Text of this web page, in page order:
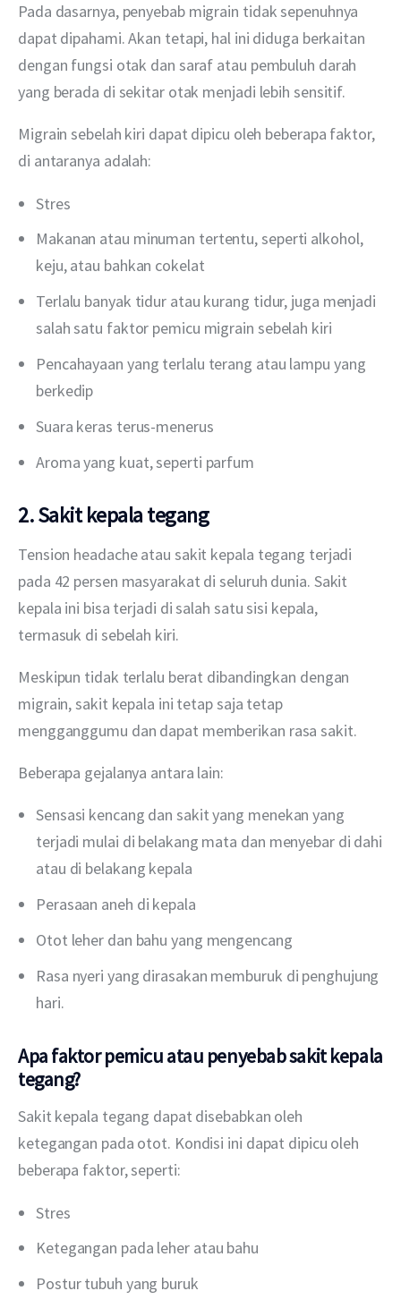
Pada dasarnya, penyebab migrain tidak sepenuhnya
dapat dipahami. Akan tetapi, hal ini diduga berkaitan
dengan fungsi otak dan saraf atau pembuluh darah
yang berada di sekitar otak menjadi lebih sensitif.
Migrain sebelah kiri dapat dipicu oleh beberapa faktor,
di antaranya adalah:
Stres
Makanan atau minuman tertentu, seperti alkohol,
keju, atau bahkan cokelat
Terlalu banyak tidur atau kurang tidur, juga menjadi
salah satu faktor pemicu migrain sebelah kiri
Pencahayaan yang terlalu terang atau lampu yang
berkedip
Suara keras terus-menerus
Aroma yang kuat, seperti parfum
2. Sakit kepala tegang
Tension headache atau sakit kepala tegang terjadi
pada 42 persen masyarakat di seluruh dunia. Sakit
kepala ini bisa terjadi di salah satu sisi kepala,
termasuk di sebelah kiri.
Meskipun tidak terlalu berat dibandingkan dengan
migrain, sakit kepala ini tetap saja tetap
mengganggumu dan dapat memberikan rasa sakit.
Beberapa gejalanya antara lain:
Sensasi kencang dan sakit yang menekan yang
terjadi mulai di belakang mata dan menyebar di dahi
atau di belakang kepala
Perasaan aneh di kepala
Otot leher dan bahu yang mengencang
Rasa nyeri yang dirasakan memburuk di penghujung
hari.
Apa faktor pemicu atau penyebab sakit kepala
tegang?
Sakit kepala tegang dapat disebabkan oleh
ketegangan pada otot. Kondisi ini dapat dipicu oleh
beberapa faktor, seperti:
Stres
Ketegangan pada leher atau bahu
Postur tubuh yang buruk